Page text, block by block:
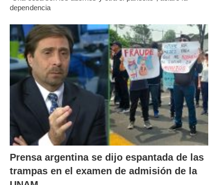
dependencia
Prensa argentina se dijo espantada de las
trampas en el examen de admisión de la